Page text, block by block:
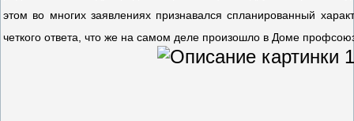
этом во многих заявлениях признавался спланированный
четкого ответа, что же на самом деле произошло в Доме